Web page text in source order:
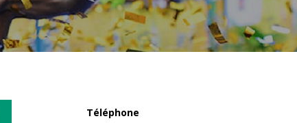
Téléphone